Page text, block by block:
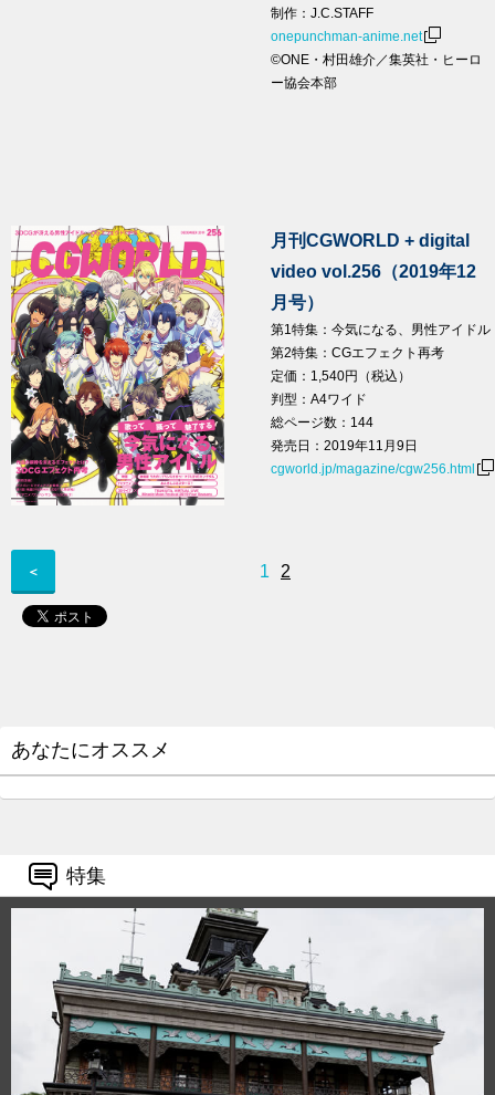
制作：J.C.STAFF
onepunchman-anime.net
©ONE・村田雄介／集英社・ヒーロ
ー協会本部
月刊CGWORLD + digital
video vol.256（2019年12
月号）
第1特集：今気になる、男性アイドル
第2特集：CGエフェクト再考
定価：1,540円（税込）
判型：A4ワイド
総ページ数：144
発売日：2019年11月9日
cgworld.jp/magazine/cgw256.html
＜ 1 2
あなたにオススメ
特集